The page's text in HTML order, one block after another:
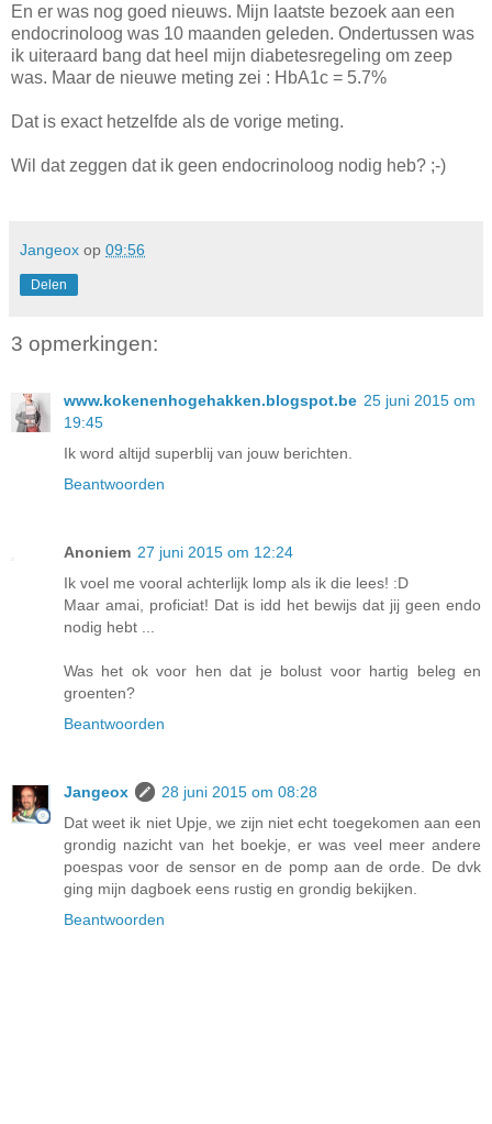
En er was nog goed nieuws. Mijn laatste bezoek aan een
endocrinoloog was 10 maanden geleden. Ondertussen was
ik uiteraard bang dat heel mijn diabetesregeling om zeep
was. Maar de nieuwe meting zei : HbA1c = 5.7%
Dat is exact hetzelfde als de vorige meting.
Wil dat zeggen dat ik geen endocrinoloog nodig heb? ;-)
Jangeox op 09:56
Delen
3 opmerkingen:
www.kokenenhogehakken.blogspot.be 25 juni 2015 om
19:45
Ik word altijd superblij van jouw berichten.
Beantwoorden
Anoniem 27 juni 2015 om 12:24
Ik voel me vooral achterlijk lomp als ik die lees! :D
Maar amai, proficiat! Dat is idd het bewijs dat jij geen endo
nodig hebt ...
Was het ok voor hen dat je bolust voor hartig beleg en
groenten?
Beantwoorden
Jangeox
28 juni 2015 om 08:28
Dat weet ik niet Upje, we zijn niet echt toegekomen aan een
grondig nazicht van het boekje, er was veel meer andere
poespas voor de sensor en de pomp aan de orde. De dvk
ging mijn dagboek eens rustig en grondig bekijken.
Beantwoorden